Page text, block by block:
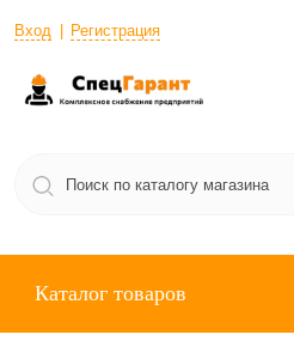
Вход Регистрация
Каталог товаров